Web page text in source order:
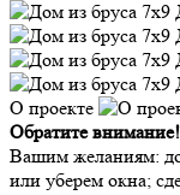
О проекте
Обратите внимание!
Вашим желаниям:
или уберем окна;